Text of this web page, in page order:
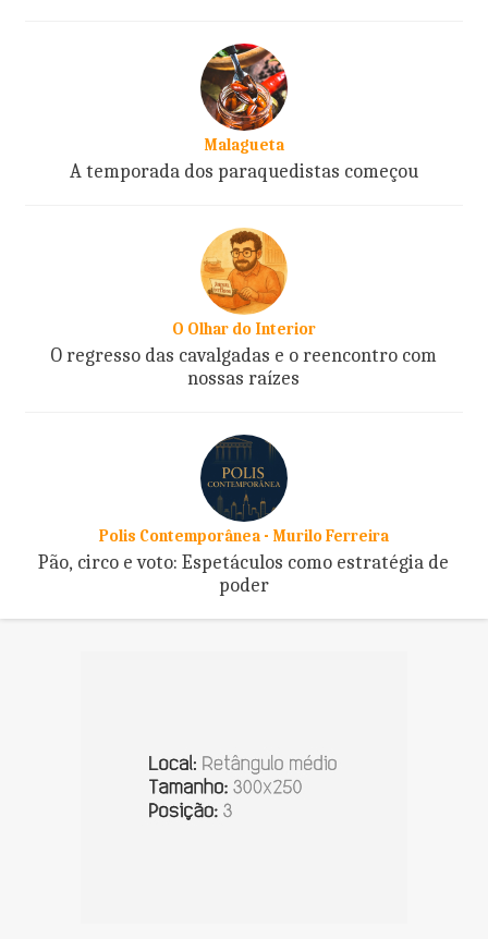
Malagueta
A temporada dos paraquedistas começou
O Olhar do Interior
O regresso das cavalgadas e o reencontro com
nossas raízes
Polis Contemporânea - Murilo Ferreira
Pão, circo e voto: Espetáculos como estratégia de
poder